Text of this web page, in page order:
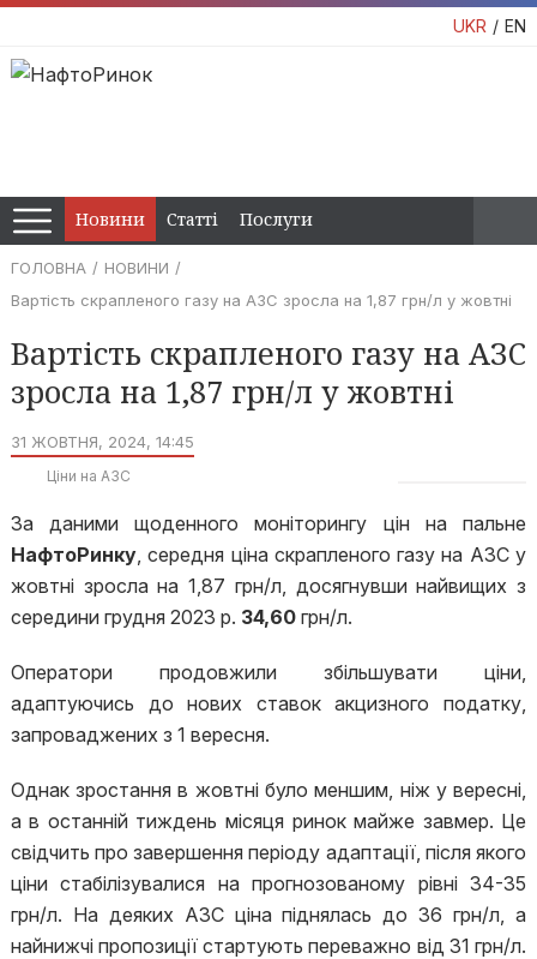
UKR EN
Новини Статті Послуги
ГОЛОВНА
НОВИНИ
Вартість скрапленого газу на АЗС зросла на 1,87 грн/л у жовтні
Вартість скрапленого газу на АЗС
зросла на 1,87 грн/л у жовтні
31 ЖОВТНЯ, 2024, 14:45
Ціни на АЗС
За даними щоденного моніторингу цін на пальне
НафтоРинку, середня ціна скрапленого газу на АЗС у
жовтні зросла на 1,87 грн/л, досягнувши найвищих з
середини грудня 2023 р. 34,60грн/л.
Оператори продовжили збільшувати ціни,
адаптуючись до нових ставок акцизного податку,
запроваджених з 1 вересня.
Однак зростання в жовтні було меншим, ніж у вересні,
а в останній тиждень місяця ринок майже завмер. Це
свідчить про завершення періоду адаптації, після якого
ціни стабілізувалися на прогнозованому рівні 34-35
грн/л. На деяких АЗС ціна піднялась до 36 грн/л, а
найнижчі пропозиції стартують переважно від 31 грн/л.